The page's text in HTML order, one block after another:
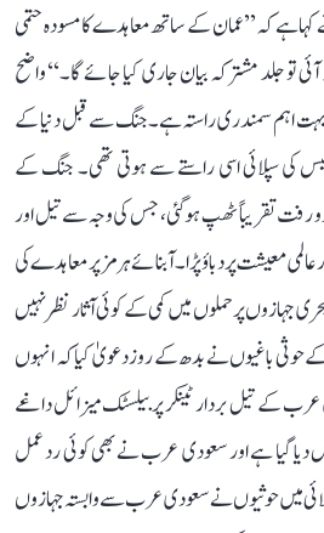
ہے کہ ’’عمان کے ساتھ معاہدے کا مسودہ حتمی
تو جلد مشترکہ بیان جاری کیا جائے گا۔‘‘ واضح
اہم سمندری راستہ ہے۔ جنگ سے قبل دنیا کے
گیس کی سپلائی اسی راستے سے ہوتی تھی۔ جنگ کے
رفت تقریباً ٹھپ ہو گئی، جس کی وجہ سے تیل اور
معیشت پر دباؤ پڑا۔ آبنائے ہرمز پر معاہدے کی
جہازوں پر حملوں میں کمی کے کوئی آثار نظر نہیں
حوثی باغیوں نے بدھ کے روز دعویٰ کیا کہ انہوں
کے تیل بردار ٹینکر پر بیلسٹک میزائل داغے
دیا گیا ہے اور سعودی عرب نے بھی کوئی رد عمل
میں حوثیوں نے سعودی عرب سے وابستہ جہازوں